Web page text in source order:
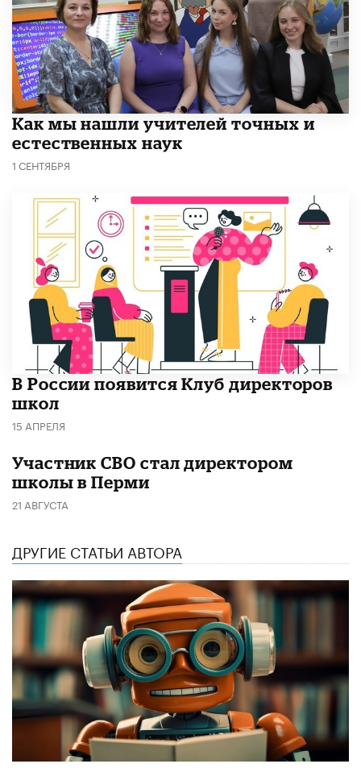
Как мы нашли учителей точных и
естественных наук
1 СЕНТЯБРЯ
В России появится Клуб директоров
школ
15 АПРЕЛЯ
Участник СВО стал директором
школы в Перми
21 АВГУСТА
ДРУГИЕ СТАТЬИ АВТОРА